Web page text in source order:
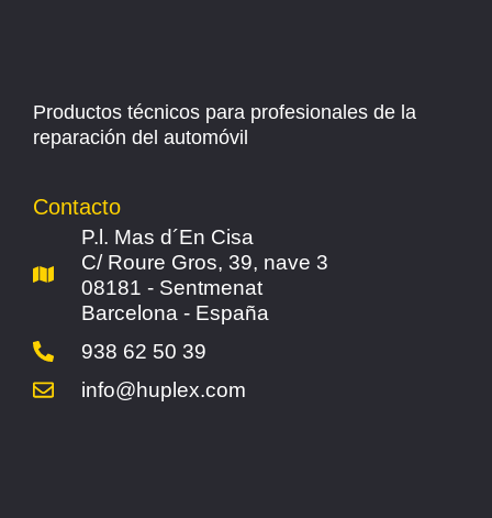
Productos técnicos para profesionales de la
reparación del automóvil
Contacto
P.l. Mas d´En Cisa
C/ Roure Gros, 39, nave 3
08181 - Sentmenat
Barcelona - España
938 62 50 39
info@huplex.com